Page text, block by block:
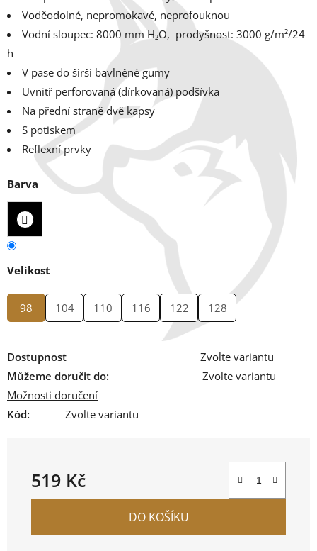
Voděodolné, nepromokavé, neprofouknou
Vodní sloupec: 8000 mm H₂O, prodyšnost: 3000 g/m²/24
h
V pase do širší bavlněné gumy
Uvnitř perforovaná (dírkovaná) podšívka
Na přední straně dvě kapsy
S potiskem
Reflexní prvky
Barva
Velikost
98 104 110 116 122 128
Dostupnost
Zvolte variantu
Můžeme doručit do:
Zvolte variantu
Možnosti doručení
Kód:
Zvolte variantu
519 Kč
Měrná cena:
DO KOŠÍKU